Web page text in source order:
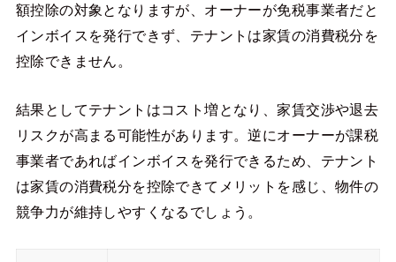
額控除の対象となりますが、オーナーが免税事業者だと
インボイスを発行できず、テナントは家賃の消費税分を
控除できません。
結果としてテナントはコスト増となり、家賃交渉や退去
リスクが高まる可能性があります。逆にオーナーが課税
事業者であればインボイスを発行できるため、テナント
は家賃の消費税分を控除できてメリットを感じ、物件の
競争力が維持しやすくなるでしょう。